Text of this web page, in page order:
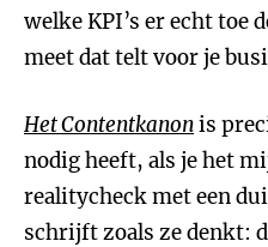
welke KPI’s er echt toe
meet dat telt voor je
Het Contentkanonis
nodig heeft, als je het
realitycheck met een
schrijft zoals ze denkt: